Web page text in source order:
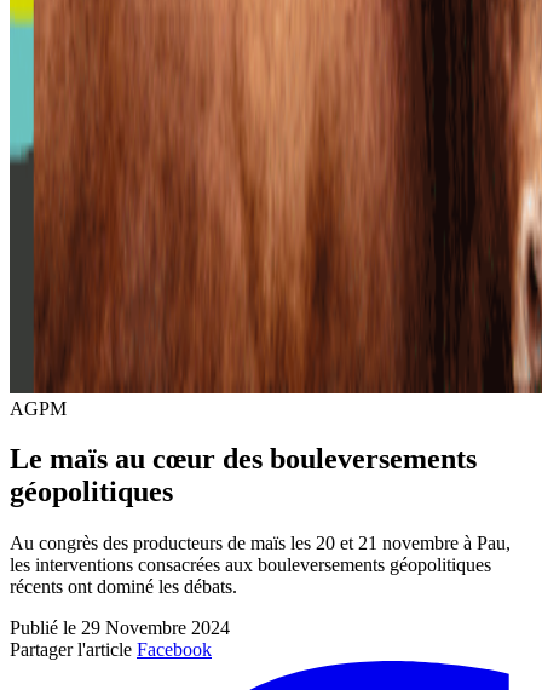
AGPM
Le maïs au cœur des bouleversements
géopolitiques
Au congrès des producteurs de maïs les 20 et 21 novembre à Pau,
les interventions consacrées aux bouleversements géopolitiques
récents ont dominé les débats.
Publié le 29 Novembre 2024
Partager l'article Facebook